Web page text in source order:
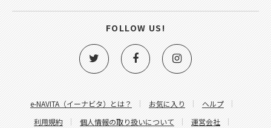
e-NAVITA（イーナビタ）とは？ お気に入り
ヘルプ
利用規約
個人情報の取り扱いについて
運営会社
FOLLOW US!